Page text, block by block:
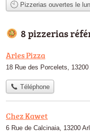
Pizzerias ouvertes le
8 pizzerias
Arles Pizza
18 Rue des Porcelets, 13200
Téléphone
Chez Kawet
6 Rue de Calcinaia, 13200